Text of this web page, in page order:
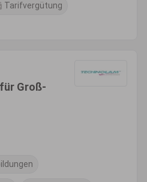
Tarifvergütung
Groß-